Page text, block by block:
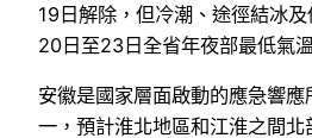
19日解除，但冷潮、途徑結冰
20日至23日全省年夜部最低氣
安徽是國家層面啟動的應急響應
一，預計淮北地區和江淮之間